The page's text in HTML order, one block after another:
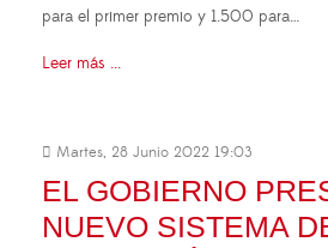
para el primer premio y 1.500 para…
Leer más ...
Martes, 28 Junio 2022 19:03
EL GOBIERNO
NUEVO SISTEMA